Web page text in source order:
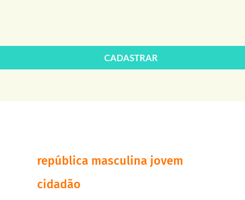
CADASTRAR
república masculina jovem
cidadão